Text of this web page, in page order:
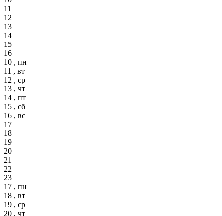
11
12
13
14
15
16
10 , пн
11 , вт
12 , ср
13 , чт
14 , пт
15 , сб
16 , вс
17
18
19
20
21
22
23
17 , пн
18 , вт
19 , ср
20 , чт